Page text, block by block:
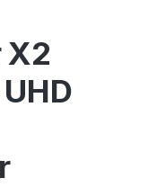
X2